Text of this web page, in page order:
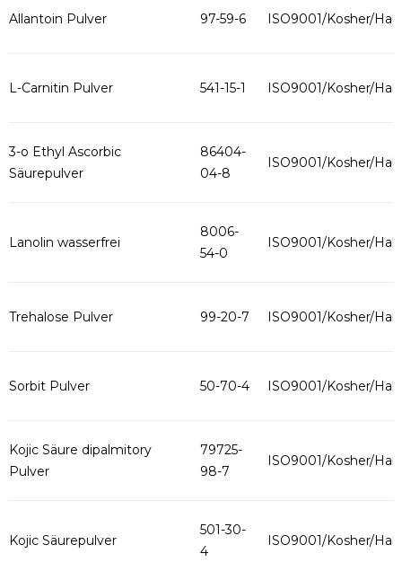
Allantoin Pulver 97-59-6 ISO9001/Kosher/
L-Carnitin Pulver 541-15-1 ISO9001/Kosher/
3-o Ethyl Ascorbic
Säurepulver
86404-
04-8
ISO9001/Kosher/
Lanolin wasserfrei
8006-
54-0
ISO9001/Kosher/
Trehalose Pulver 99-20-7 ISO9001/Kosher/
Sorbit Pulver 50-70-4 ISO9001/Kosher/
Kojic Säure dipalmitory
Pulver
79725-
98-7
ISO9001/Kosher/
Kojic Säurepulver
501-30-
4
ISO9001/Kosher/